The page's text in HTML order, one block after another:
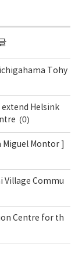
Tohy
extend Helsink
(0)
Miguel Montor ]
Village Commu
Centre for th